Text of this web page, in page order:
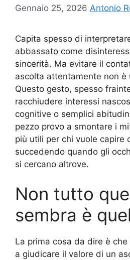
Gennaio 25, 2026 Antonio
Capita spesso di
abbassato come
sincerità. Ma evitare il
ascolta attentamente non è
Questo gesto, spesso
racchiudere interessi
cognitive o semplici
pezzo provo a smontare i
più utili per chi vuole capire
succedendo quando gli
si cercano altrove.
Non tutto
sembra è
La prima cosa da dire è
a giudicare il valore di un